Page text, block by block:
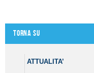
Torna su
ATTUALITA’